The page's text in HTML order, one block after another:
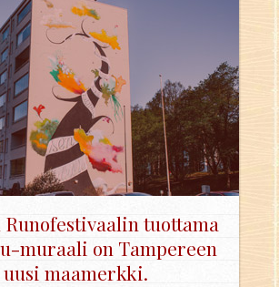
tuot­ta­ma
mu­raa­li on Tam­pe­reen
uusi maa­merk­ki.